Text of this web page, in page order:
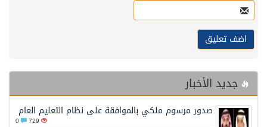
جديد الأخبار
صدور مرسوم ملكي بالموافقة على نظام التعليم العام
729